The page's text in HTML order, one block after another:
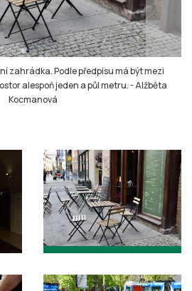
zahrádka. Podle předpisu má být mezi
alespoň jeden a půl metru.-Alžběta
Kocmanová